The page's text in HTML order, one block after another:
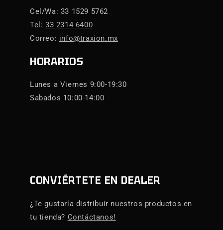
Cel/Wa: 33 1529 5762
Tel:33 2314 6400
Correo: info@traxion.mx
HORARIOS
Lunes a Viernes 9:00-19:30
Sabados 10:00-14:00
CONVIÉRTETE EN DEALER
¿Te gustaría distribuir nuestros productos en
tu tienda? Contáctanos!